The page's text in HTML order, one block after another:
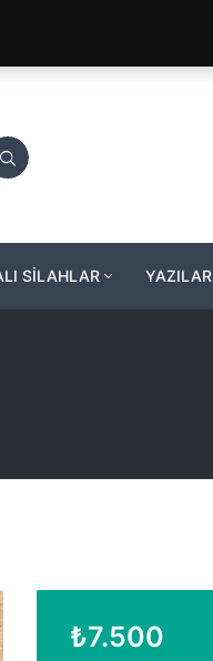
SİLAHLAR YAZILAR
₺7.500